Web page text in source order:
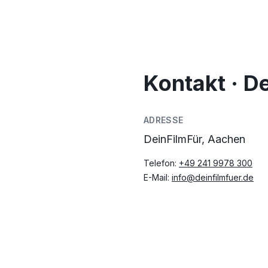
Kontakt ·
ADRESSE
DeinFilmFür, Aachen
Telefon: +49 241 9978 300
E-Mail: info@deinfilmfuer.de